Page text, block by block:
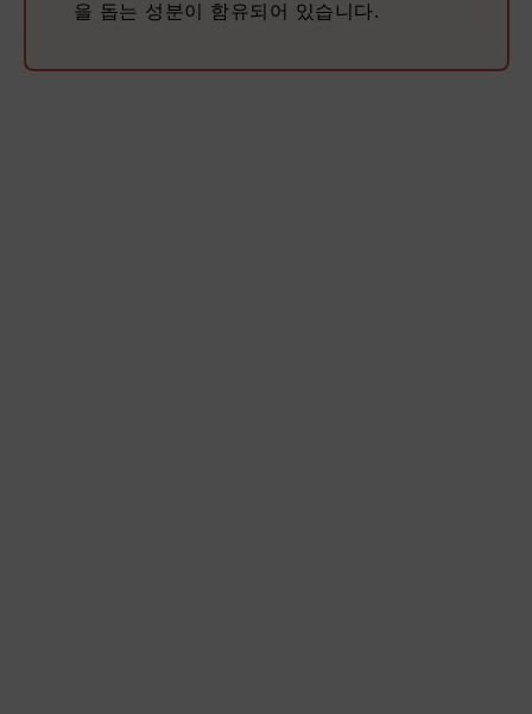
을 돕는 성분이 함유되어 있습니다.